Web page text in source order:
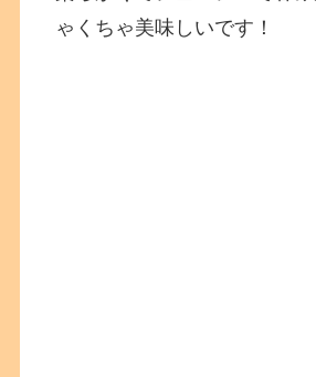
ゃくちゃ美味しいです！